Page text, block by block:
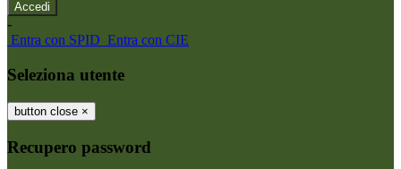
-
Entra con SPID Entra con CIE
Seleziona utente
button close ×
Recupero password